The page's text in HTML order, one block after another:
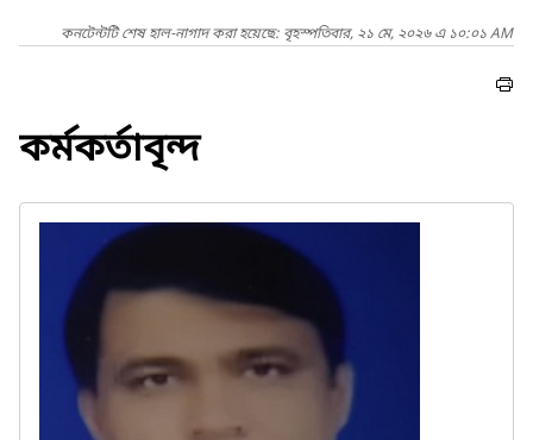
কনটেন্টটি শেষ হাল-নাগাদ করা হয়েছে: বৃহস্পতিবার, ২১ মে, ২০২৬ এ ১০:০১ AM
কর্মকর্তাবৃন্দ